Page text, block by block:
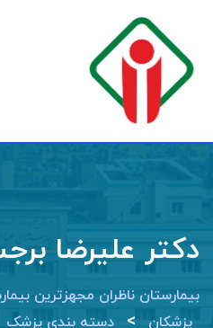
content
دکتر علیرضا
بیمارستان ناظران مجهزترین
پزشکان > دسته بندی پزشک